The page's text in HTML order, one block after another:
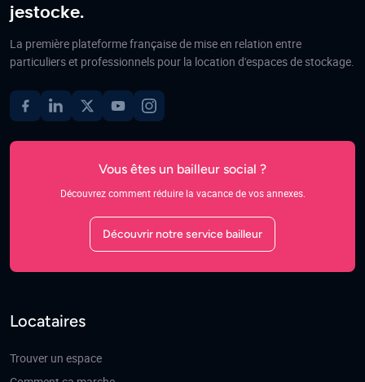
jestocke.
La première plateforme française de mise en relation entre
particuliers et professionnels pour la location d'espaces de stockage.
Vous êtes un bailleur social ?
Découvrez comment réduire la vacance de vos annexes.
Découvrir notre service bailleur
Locataires
Trouver un espace